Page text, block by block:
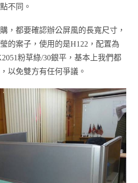
不同。
，都要確認辦公屏風的長寬尺寸，
的案子，使用的是H122，配置為
粉草綠/30銀平，基本上我們都
以免雙方有任何爭議。